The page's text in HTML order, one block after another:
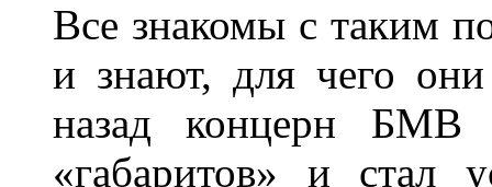
Все знакомы с таким
и знают, для чего
назад концерн БМВ
«габаритов» и стал